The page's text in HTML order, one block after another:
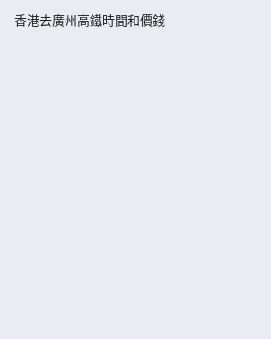
香港去廣州高鐵時間和價錢